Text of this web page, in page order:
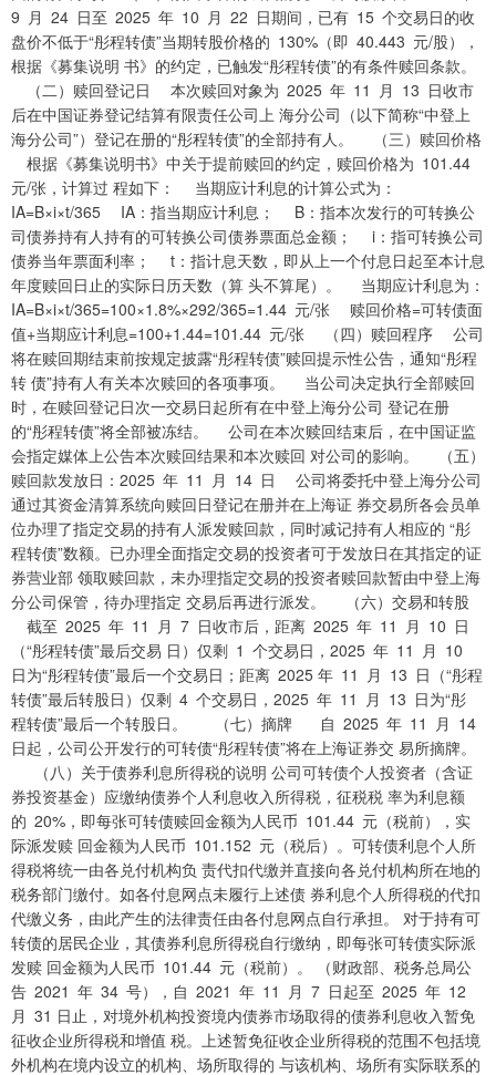
9 月 24 日至 2025 年 10 月 22 日期间，已有 15 个交易日的收
盘价不低于“彤程转债”当期转股价格的 130%（即 40.443 元/股），
根据《募集说明 书》的约定，已触发“彤程转债”的有条件赎回条款。
（二）赎回登记日 本次赎回对象为 2025 年 11 月 13 日收市
后在中国证券登记结算有限责任公司上 海分公司（以下简称“中登上
海分公司”）登记在册的“彤程转债”的全部持有人。 （三）赎回价格
根据《募集说明书》中关于提前赎回的约定，赎回价格为 101.44
元/张，计算过 程如下： 当期应计利息的计算公式为：
IA=B×i×t/365 IA：指当期应计利息； B：指本次发行的可转换公
司债券持有人持有的可转换公司债券票面总金额； i：指可转换公司
债券当年票面利率； t：指计息天数，即从上一个付息日起至本计息
年度赎回日止的实际日历天数（算 头不算尾）。 当期应计利息为：
IA=B×i×t/365=100×1.8%×292/365=1.44 元/张 赎回价格=可转债面
值+当期应计利息=100+1.44=101.44 元/张 （四）赎回程序 公司
将在赎回期结束前按规定披露“彤程转债”赎回提示性公告，通知“彤程
转 债”持有人有关本次赎回的各项事项。 当公司决定执行全部赎回
时，在赎回登记日次一交易日起所有在中登上海分公司 登记在册
的“彤程转债”将全部被冻结。 公司在本次赎回结束后，在中国证监
会指定媒体上公告本次赎回结果和本次赎回 对公司的影响。 （五）
赎回款发放日：2025 年 11 月 14 日 公司将委托中登上海分公司
通过其资金清算系统向赎回日登记在册并在上海证 券交易所各会员单
位办理了指定交易的持有人派发赎回款，同时减记持有人相应的 “彤
程转债”数额。已办理全面指定交易的投资者可于发放日在其指定的证
券营业部 领取赎回款，未办理指定交易的投资者赎回款暂由中登上海
分公司保管，待办理指定 交易后再进行派发。 （六）交易和转股
截至 2025 年 11 月 7 日收市后，距离 2025 年 11 月 10 日
（“彤程转债”最后交易 日）仅剩 1 个交易日，2025 年 11 月 10
日为“彤程转债”最后一个交易日；距离 2025 年 11 月 13 日（“彤程
转债”最后转股日）仅剩 4 个交易日，2025 年 11 月 13 日为“彤
程转债”最后一个转股日。 （七）摘牌 自 2025 年 11 月 14
日起，公司公开发行的可转债“彤程转债”将在上海证券交 易所摘牌。
（八）关于债券利息所得税的说明 公司可转债个人投资者（含证
券投资基金）应缴纳债券个人利息收入所得税，征税税 率为利息额
的 20%，即每张可转债赎回金额为人民币 101.44 元（税前），实
际派发赎 回金额为人民币 101.152 元（税后）。可转债利息个人所
得税将统一由各兑付机构负 责代扣代缴并直接向各兑付机构所在地的
税务部门缴付。如各付息网点未履行上述债 券利息个人所得税的代扣
代缴义务，由此产生的法律责任由各付息网点自行承担。 对于持有可
转债的居民企业，其债券利息所得税自行缴纳，即每张可转债实际派
发赎 回金额为人民币 101.44 元（税前）。 （财政部、税务总局公
告 2021 年 34 号），自 2021 年 11 月 7 日起至 2025 年 12
月 31 日止，对境外机构投资境内债券市场取得的债券利息收入暂免
征收企业所得税和增值 税。上述暂免征收企业所得税的范围不包括境
外机构在境内设立的机构、场所取得的 与该机构、场所有实际联系的